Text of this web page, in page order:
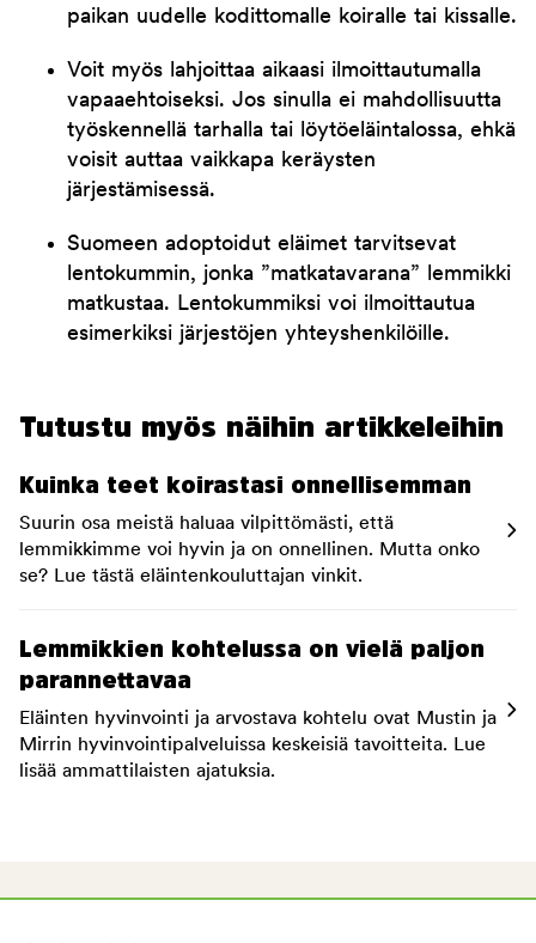
paikan uudelle kodittomalle koiralle tai kissalle.
Voit myös lahjoittaa aikaasi ilmoittautumalla
vapaaehtoiseksi. Jos sinulla ei mahdollisuutta
työskennellä tarhalla tai löytöeläintalossa, ehkä
voisit auttaa vaikkapa keräysten
järjestämisessä.
Suomeen adoptoidut eläimet tarvitsevat
lentokummin, jonka ”matkatavarana” lemmikki
matkustaa. Lentokummiksi voi ilmoittautua
esimerkiksi järjestöjen yhteyshenkilöille.
Tutustu myös näihin artikkeleihin
Kuinka teet koirastasi onnellisemman
Suurin osa meistä haluaa vilpittömästi, että
lemmikkimme voi hyvin ja on onnellinen. Mutta onko
se? Lue tästä eläintenkouluttajan vinkit.
Lemmikkien kohtelussa on vielä paljon
parannettavaa
Eläinten hyvinvointi ja arvostava kohtelu ovat Mustin ja
Mirrin hyvinvointipalveluissa keskeisiä tavoitteita. Lue
lisää ammattilaisten ajatuksia.